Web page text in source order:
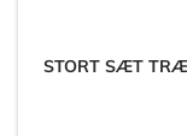
STORT SÆT